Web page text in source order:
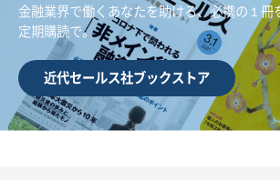
金融業界で働くあなたを助ける、必携の１冊
定期購読で。
近代セールス社ブックストア